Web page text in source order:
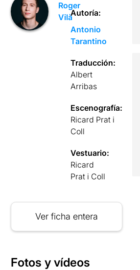
Roger
VilàAutoría:
Antonio
Tarantino
Traducción:
Albert
Arribas
Escenografía:
Ricard Prat i
Coll
Vestuario:
Ricard
Prat i Coll
Ver ficha entera
Fotos y vídeos